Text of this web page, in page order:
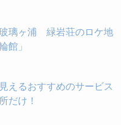
玻璃ヶ浦 緑岩荘のロケ地
館」
えるおすすめのサービス
だけ！